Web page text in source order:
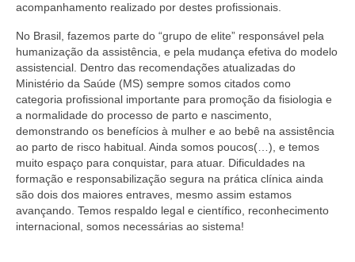
Resoluções
Desagravo Público
Processos Éticos
Censura Pública
Suspensão do Exercício Profissional
Para Você
acompanhamento realizado por destes profissionais.
No Brasil, fazemos parte do “grupo de elite” responsável pela
humanização da assistência, e pela mudança efetiva do modelo
assistencial. Dentro das recomendações atualizadas do
Ministério da Saúde (MS) sempre somos citados como
categoria profissional importante para promoção da fisiologia e
a normalidade do processo de parto e nascimento,
demonstrando os benefícios à mulher e ao bebê na assistência
ao parto de risco habitual. Ainda somos poucos(…), e temos
muito espaço para conquistar, para atuar. Dificuldades na
formação e responsabilização segura na prática clínica ainda
são dois dos maiores entraves, mesmo assim estamos
avançando. Temos respaldo legal e científico, reconhecimento
internacional, somos necessárias ao sistema!